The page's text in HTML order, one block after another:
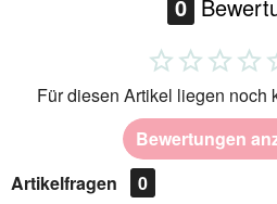
0
Für diesen Artikel liegen noch
Bewertungen
Artikelfragen
0